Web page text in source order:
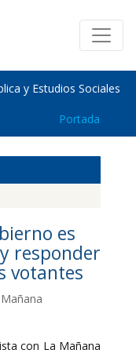
y Estudios Sociales
Portada
es
responder
votantes
con La Mañana